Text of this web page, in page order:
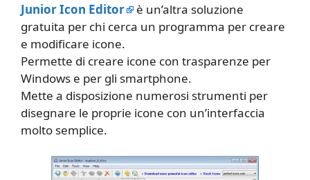
Junior Icon Editor
è un’altra soluzione
gratuita per chi cerca un programma per creare
e modificare icone.
Permette di creare icone con trasparenze per
Windows e per gli smartphone.
Mette a disposizione numerosi strumenti per
disegnare le proprie icone con un’interfaccia
molto semplice.